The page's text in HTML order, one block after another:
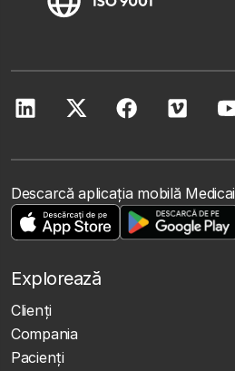
Descarcă aplicația mobilă Medicai
Explorează
Clienţi
Compania
Pacienți